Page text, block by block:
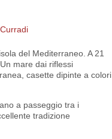
del Mediterraneo. A 21
mare dai riflessi
casette dipinte a colori
a passeggio tra i
tradizione